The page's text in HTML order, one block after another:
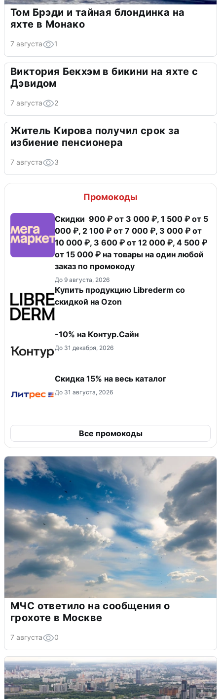
Том Брэди и тайная блондинка на
яхте в Монако
7 августа 1
Виктория Бекхэм в бикини на яхте с
Дэвидом
7 августа 2
Житель Кирова получил срок за
избиение пенсионера
7 августа 3
Промокоды
Скидки 900 ₽ от 3 000 ₽, 1 500 ₽ от 5
000 ₽, 2 100 ₽ от 7 000 ₽, 3 000 ₽ от
10 000 ₽, 3 600 ₽ от 12 000 ₽, 4 500 ₽
от 15 000 ₽ на товары на один любой
заказ по промокоду
До 9 августа, 2026
Купить продукцию Librederm со
скидкой на Ozon
-10% на Контур.Сайн
До 31 декабря, 2026
Скидка 15% на весь каталог
До 31 августа, 2026
Все промокоды
МЧС ответило на сообщения о
грохоте в Москве
7 августа 0